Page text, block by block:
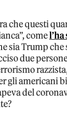
che questi
come
sia Trump
due
gli americani
del